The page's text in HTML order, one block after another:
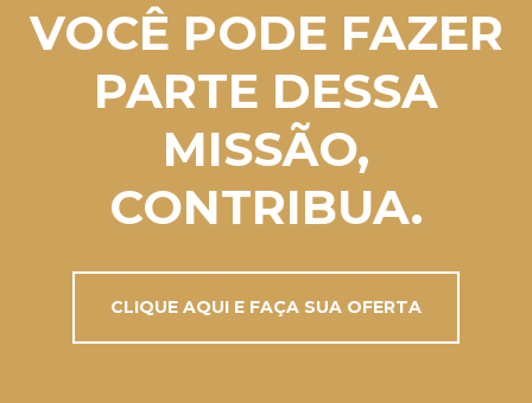
VOCÊ PODE FAZER
PARTE DESSA
MISSÃO,
CONTRIBUA.
CLIQUE AQUI E FAÇA SUA OFERTA